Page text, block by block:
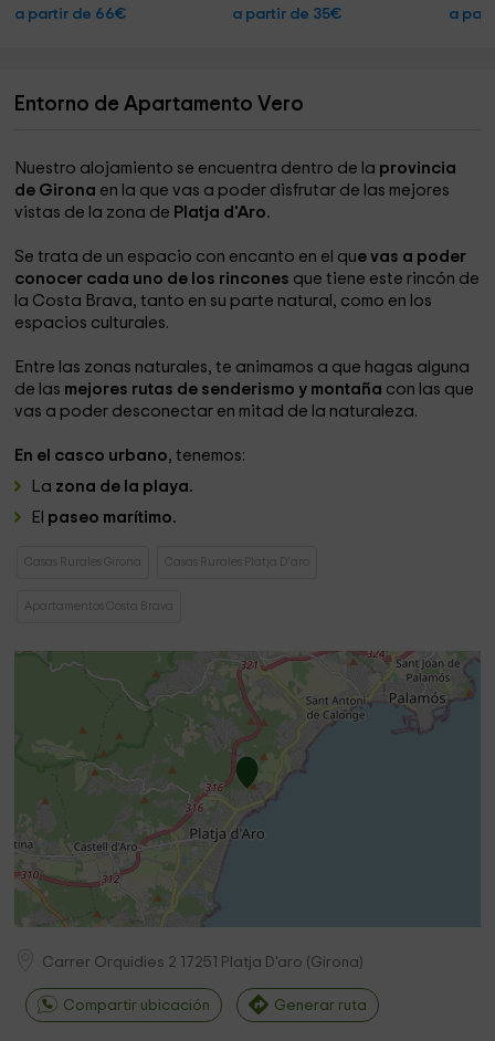
a partir de 66€ a partir de 35€ a
Entorno de Apartamento Vero
Nuestro alojamiento se encuentra dentro de la provincia
de Girona en la que vas a poder disfrutar de las mejores
vistas de la zona de Platja d'Aro.
Se trata de un espacio con encanto en el que vas a poder
conocer cada uno de los rincones que tiene este rincón de
la Costa Brava, tanto en su parte natural, como en los
espacios culturales.
Entre las zonas naturales, te animamos a que hagas alguna
de las mejores rutas de senderismo y montaña con las que
vas a poder desconectar en mitad de la naturaleza.
En el casco urbano, tenemos:
La zona de la playa.
El paseo marítimo.
Casas Rurales Girona Casas Rurales Platja D'aro
Apartamentos Costa Brava
Carrer Orquidies 2 17251 Platja D'aro (Girona)
Compartir ubicación Generar ruta